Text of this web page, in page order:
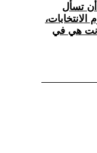
أن تسأل
هي في